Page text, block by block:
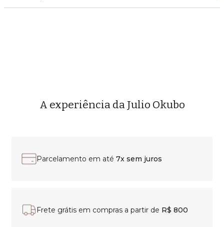
A experiência da Julio Okubo
Parcelamento em até 7x sem juros
Frete grátis em compras a partir de R$ 800